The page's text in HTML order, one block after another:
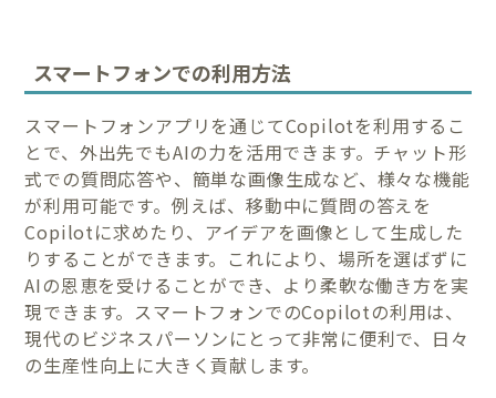
スマートフォンでの利用方法
スマートフォンアプリを通じてCopilotを利用するこ
とで、外出先でもAIの力を活用できます。チャット形
式での質問応答や、簡単な画像生成など、様々な機能
が利用可能です。例えば、移動中に質問の答えを
Copilotに求めたり、アイデアを画像として生成した
りすることができます。これにより、場所を選ばずに
AIの恩恵を受けることができ、より柔軟な働き方を実
現できます。スマートフォンでのCopilotの利用は、
現代のビジネスパーソンにとって非常に便利で、日々
の生産性向上に大きく貢献します。